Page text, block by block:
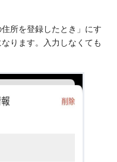
所を登録したとき」にす
ります。入力しなくても